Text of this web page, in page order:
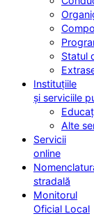
Statul
Instituțiile
și serviciile
Alte
Servicii
online
stradală
Monitorul
Oficial Local